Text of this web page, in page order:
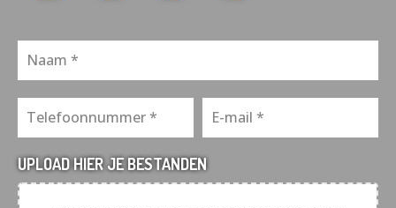
UPLOAD HIER JE BESTANDEN